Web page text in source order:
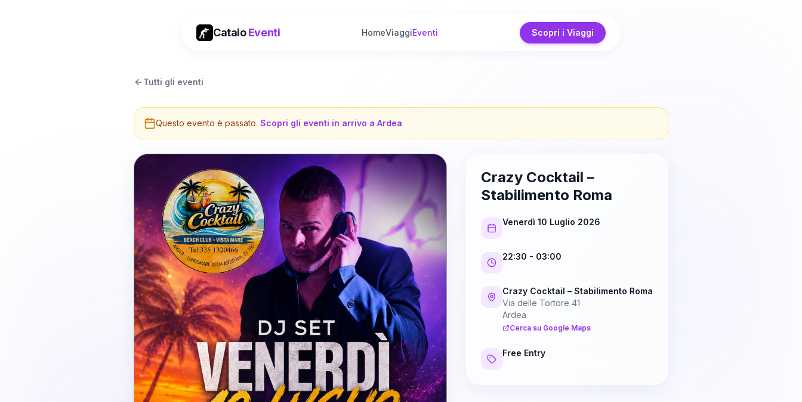
CataioEventi HomeViaggiEventi Scopri i Viaggi
Tutti gli eventi
Questo evento è passato. Scopri gli eventi in arrivo a Ardea
Crazy Cocktail –
Stabilimento Roma
Venerdì 10 Luglio 2026
22:30 - 03:00
Crazy Cocktail – Stabilimento Roma
Via delle Tortore 41
Ardea
Cerca su Google Maps
Free Entry